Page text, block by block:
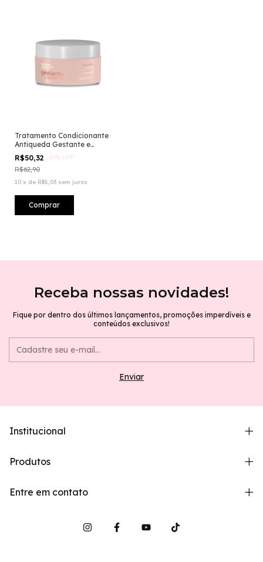
Tratamento Condicionante
Antiqueda Gestante e
Lactante
R$50,32 -20% OFF
R$62,90
10 x de R$5,03 sem juros
Receba nossas novidades!
Fique por dentro dos últimos lançamentos, promoções imperdíveis e
conteúdos exclusivos!
Institucional
Produtos
Entre em contato